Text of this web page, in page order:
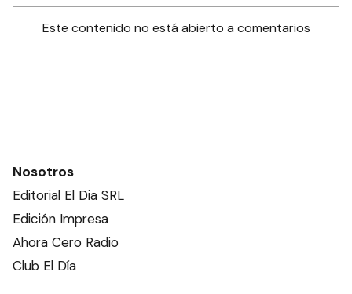
Este contenido no está abierto a comentarios
Nosotros
Editorial El Dia SRL
Edición Impresa
Ahora Cero Radio
Club El Día